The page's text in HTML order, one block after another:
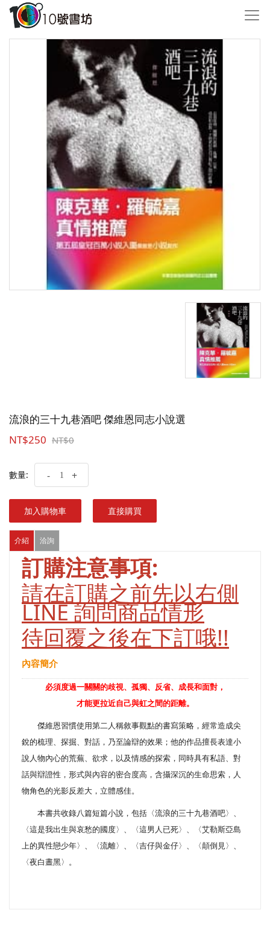
流浪的三十九巷酒吧 傑維恩同志小說選
NT$250 NT$0
數量: - +
加入購物車 直接購買
介紹 洽詢
訂購注意事項:
請在訂購之前先以右側
LINE 詢問商品情形
待回覆之後在下訂哦!!
內容簡介
必須度過一關關的歧視、孤獨、反省、成長和面對，
才能更拉近自己與虹之間的距離。
傑維恩習慣使用第二人稱敘事觀點的書寫策略，經常造成尖
銳的梳理、探掘、對話，乃至論辯的效果；他的作品擅長表達小
說人物內心的荒蕪、欲求，以及情感的探索，同時具有私語、對
話與辯證性，形式與內容的密合度高，含攝深沉的生命思索，人
物角色的光影反差大，立體感佳。
本書共收錄八篇短篇小說，包括〈流浪的三十九巷酒吧〉、
〈這是我出生與哀愁的國度〉、〈這男人已死〉、〈艾勒斯亞島
上的異性戀少年〉、〈流離〉、〈吉仔與金仔〉、〈顛倒見〉、
〈夜白晝黑〉。